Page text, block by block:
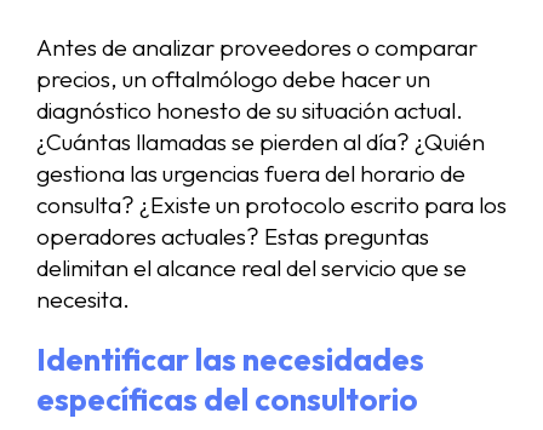
Antes de analizar proveedores o comparar
precios, un oftalmólogo debe hacer un
diagnóstico honesto de su situación actual.
¿Cuántas llamadas se pierden al día? ¿Quién
gestiona las urgencias fuera del horario de
consulta? ¿Existe un protocolo escrito para los
operadores actuales? Estas preguntas
delimitan el alcance real del servicio que se
necesita.
Identificar las necesidades
específicas del consultorio